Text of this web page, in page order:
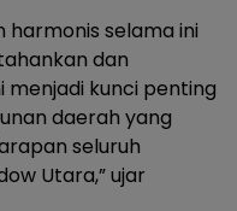
harmonis selama ini
dan
menjadi kunci penting
daerah yang
seluruh
Utara,” ujar